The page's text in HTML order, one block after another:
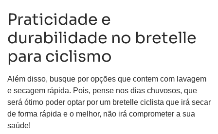
Praticidade e
durabilidade no bretelle
para ciclismo
Além disso, busque por opções que contem com lavagem
e secagem rápida. Pois, pense nos dias chuvosos, que
será ótimo poder optar por um bretelle ciclista que irá secar
de forma rápida e o melhor, não irá comprometer a sua
saúde!